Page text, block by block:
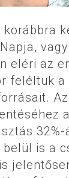
eléri az
feléltük a
belül is a